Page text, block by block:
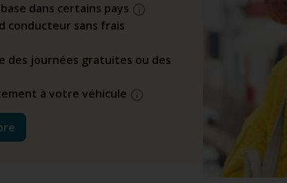
dans certains pays
conducteur sans frais
des journées gratuites ou des
à votre véhicule